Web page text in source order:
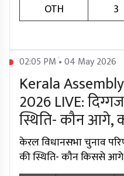
OTH
3
02:05 PM • 04 May 2026
Kerala
2026 LIVE:
स्थिति- कौन आगे,
केरल विधानसभा चुनाव
की स्थिति- कौन किससे